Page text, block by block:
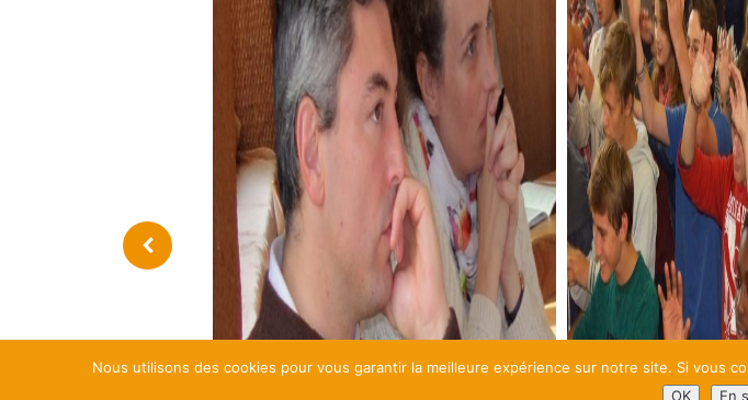
Nous utilisons des cookies pour vous garantir la meilleure expérience sur notre site. Si vous
OK
En